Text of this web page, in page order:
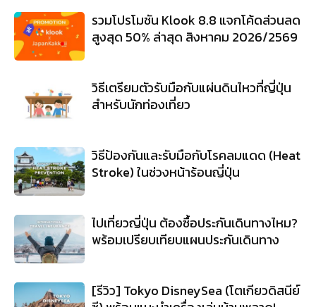
รวมโปรโมชัน Klook 8.8 แจกโค้ดส่วนลด
สูงสุด 50% ล่าสุด สิงหาคม 2026/2569
วิธีเตรียมตัวรับมือกับแผ่นดินไหวที่ญี่ปุ่น
สำหรับนักท่องเที่ยว
วิธีป้องกันและรับมือกับโรคลมแดด (Heat
Stroke) ในช่วงหน้าร้อนญี่ปุ่น
ไปเที่ยวญี่ปุ่น ต้องซื้อประกันเดินทางไหม?
พร้อมเปรียบเทียบแผนประกันเดินทาง
[รีวิว] Tokyo DisneySea (โตเกียวดิสนีย์